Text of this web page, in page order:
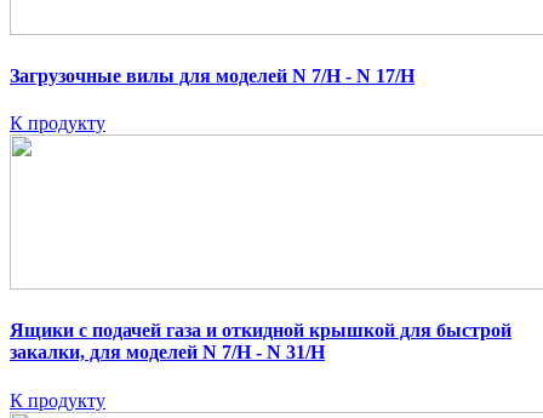
Загрузочные вилы для моделей N 7/H - N 17/H
К продукту
Ящики с подачей газа и откидной крышкой для быстрой
закалки, для моделей N 7/H - N 31/H
К продукту